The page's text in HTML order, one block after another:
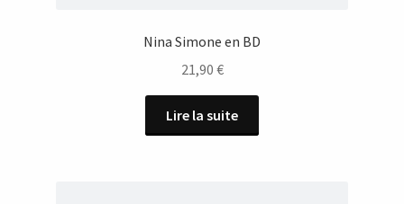
Nina Simone en BD
21,90 €
Lire la suite